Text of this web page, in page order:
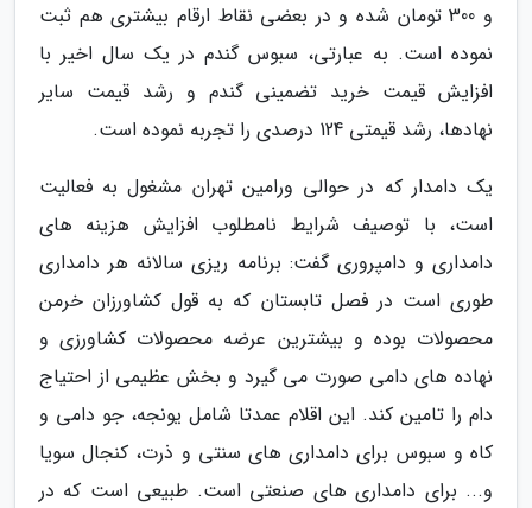
و 300 تومان شده و در بعضی نقاط ارقام بیشتری هم ثبت
نموده است. به عبارتی، سبوس گندم در یک سال اخیر با
افزایش قیمت خرید تضمینی گندم و رشد قیمت سایر
نهادها، رشد قیمتی 124 درصدی را تجربه نموده است.
یک دامدار که در حوالی ورامین تهران مشغول به فعالیت
است، با توصیف شرایط نامطلوب افزایش هزینه های
دامداری و دامپروری گفت: برنامه ریزی سالانه هر دامداری
طوری است در فصل تابستان که به قول کشاورزان خرمن
محصولات بوده و بیشترین عرضه محصولات کشاورزی و
نهاده های دامی صورت می گیرد و بخش عظیمی از احتیاج
دام را تامین کند. این اقلام عمدتا شامل یونجه، جو دامی و
کاه و سبوس برای دامداری های سنتی و ذرت، کنجال سویا
و... برای دامداری های صنعتی است. طبیعی است که در